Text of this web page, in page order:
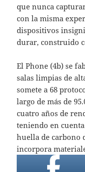
que nunca
con la misma
dispositivos
durar, construido
El Phone (4b) se
salas limpias de
somete a 68
largo de más de
cuatro años de
teniendo en
huella de carbono
incorpora